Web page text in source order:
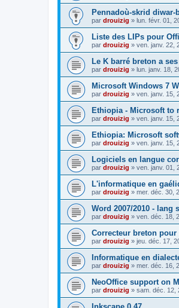
Pennadoù-skrid diwar-
par drouizig » lun. févr. 01,
Liste des LIPs pour
par drouizig » ven. janv. 22,
Le K barré breton a
par drouizig » lun. janv. 18,
Microsoft Windows 7
par drouizig » ven. janv. 15,
Ethiopia - Microsoft to
par drouizig » ven. janv. 15,
Ethiopia: Microsoft
par drouizig » ven. janv. 15,
Logiciels en langue
par drouizig » ven. janv. 01,
L'informatique en
par drouizig » mer. déc. 30,
Word 2007/2010 - lang
par drouizig » ven. déc. 18,
Correcteur breton pour
par drouizig » jeu. déc. 17,
Informatique en
par drouizig » mer. déc. 16,
NeoOffice support on
par drouizig » sam. déc. 12,